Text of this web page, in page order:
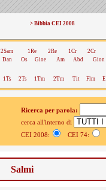
> Bibbia CEI 2008
2Sam 1Re 2Re 1Cr 2Cr
Dan Os Gioe Am Abd Gion
1Ts 2Ts 1Tm 2Tm Tit Flm
Ricerca per parola:
cerca all'interno di
CEI 2008:
CEI 74:
Salmi